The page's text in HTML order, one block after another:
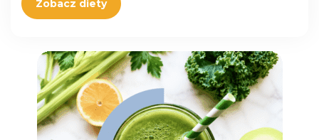
Zobacz diety